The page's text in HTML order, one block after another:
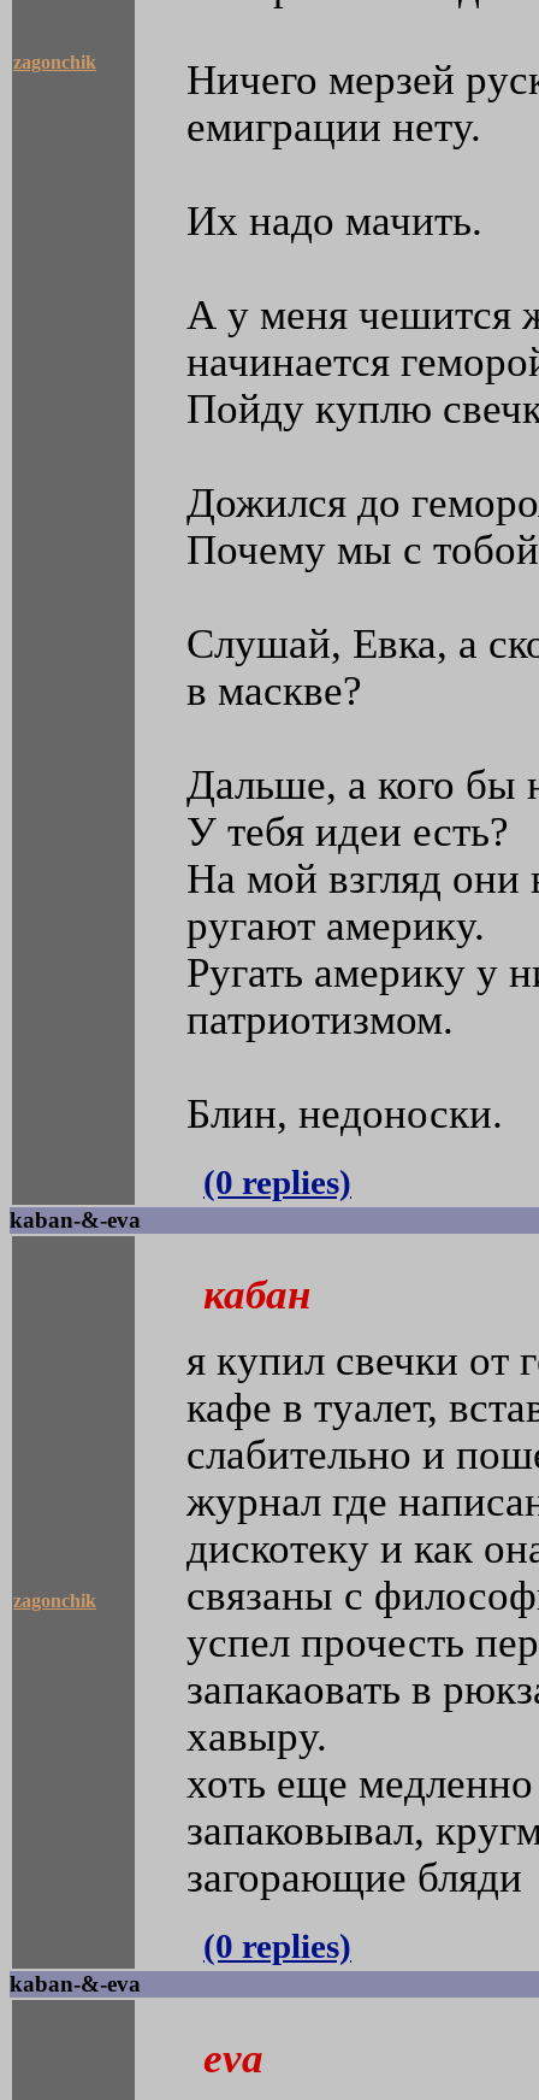
zagonchik
Ничего мерзей
емиграции нету.
Их надо мачить.
А у меня чешится
начинается
Пойду куплю
Дожился до
Почему мы с
Слушай, Евка, а
в маскве?
Дальше, а кого бы
У тебя идеи есть?
На мой взгляд они
ругают америку.
Ругать америку у
патриотизмом.
Блин, недоноски.
(0 replies)
kaban-&-eva
zagonchik
кабан
я купил свечки от
кафе в туалет,
слабительно и
журнал где
дискотеку и как
связаны с
успел прочесть
запакаовать в
хавыру.
хоть еще
запаковывал,
загорающие бляди
(0 replies)
kaban-&-eva
eva